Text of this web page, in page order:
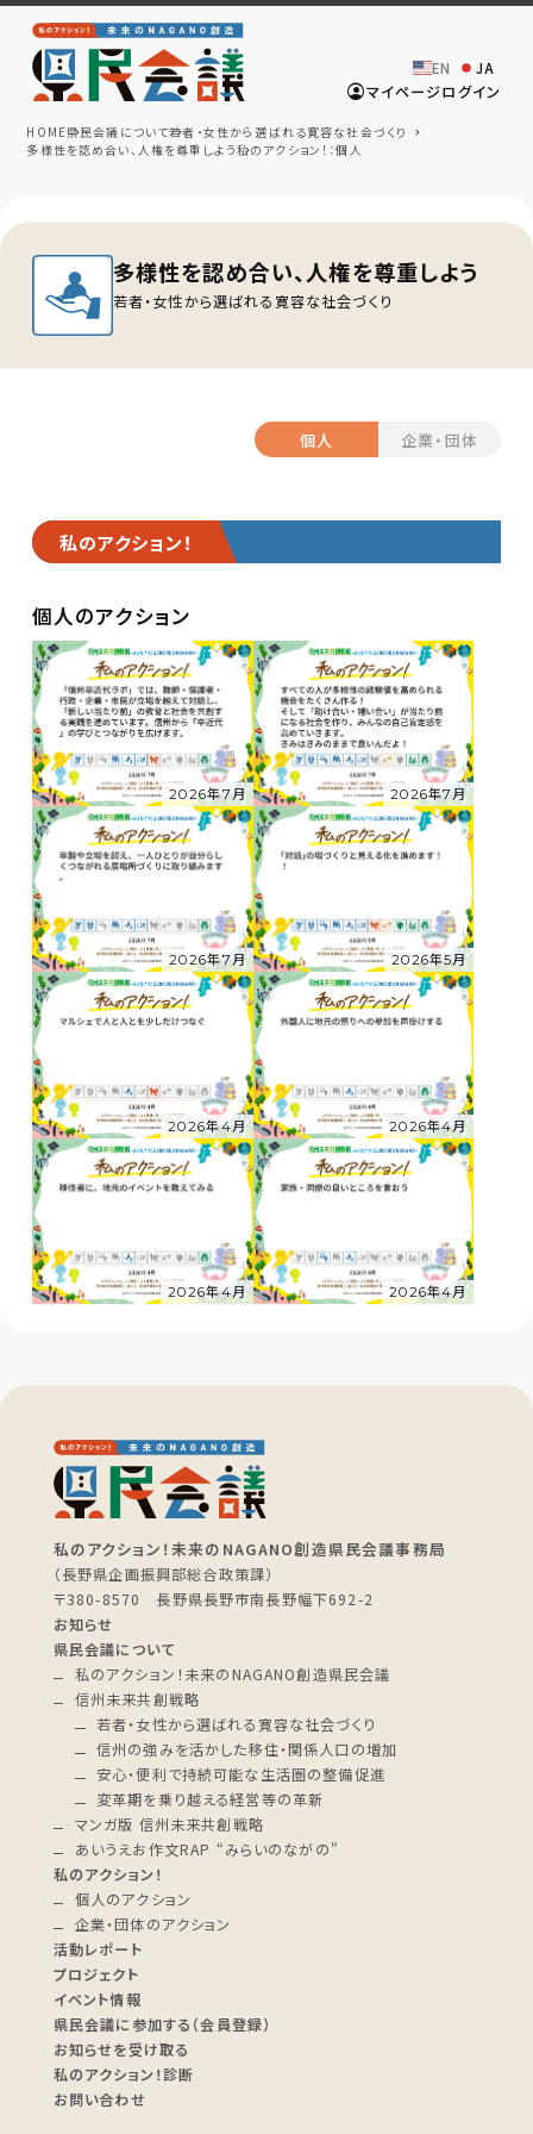
マイページログイン
EN JA
HOME県民会議について若者・女性から選ばれる寛容な社会づくり
多様性を認め合い、人権を尊重しよう私のアクション！：個人
多様性を認め合い、人権を尊重しよう
若者・女性から選ばれる寛容な社会づくり
個人 企業・団体
私のアクション！
個人のアクション
2026年7月 2026年7月
2026年7月 2026年5月
2026年4月 2026年4月
2026年4月 2026年4月
私のアクション！未来のNAGANO創造県民会議事務局
（長野県企画振興部総合政策課）
〒380-8570 長野県長野市南長野幅下692-2
お知らせ
県民会議について
私のアクション！未来のNAGANO創造県民会議
信州未来共創戦略
若者・女性から選ばれる寛容な社会づくり
信州の強みを活かした移住・関係人口の増加
安心・便利で持続可能な生活圏の整備促進
変革期を乗り越える経営等の革新
マンガ版 信州未来共創戦略
あいうえお作文RAP “みらいのながの"
私のアクション！
個人のアクション
企業・団体のアクション
活動レポート
プロジェクト
イベント情報
県民会議に参加する（会員登録）
お知らせを受け取る
私のアクション！診断
お問い合わせ